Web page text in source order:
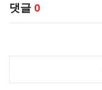
댓글 0